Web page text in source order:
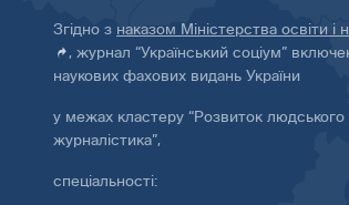
Згідно з наказом Міністерства освіти
, журнал “Український соціум”
наукових фахових видань України
у межах кластеру “Розвиток людського
журналістика”,
спеціальності: